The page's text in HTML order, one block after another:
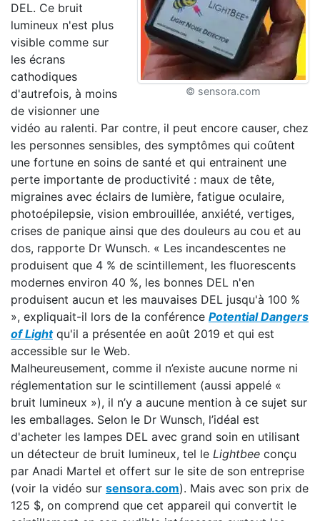
© sensora.com
DEL. Ce bruit
lumineux n'est plus
visible comme sur
les écrans
cathodiques
d'autrefois, à moins
de visionner une
vidéo au ralenti. Par contre, il peut encore causer, chez
les personnes sensibles, des symptômes qui coûtent
une fortune en soins de santé et qui entrainent une
perte importante de productivité : maux de tête,
migraines avec éclairs de lumière, fatigue oculaire,
photoépilepsie, vision embrouillée, anxiété, vertiges,
crises de panique ainsi que des douleurs au cou et au
dos, rapporte Dr Wunsch. « Les incandescentes ne
produisent que 4 % de scintillement, les fluorescents
modernes environ 40 %, les bonnes DEL n'en
produisent aucun et les mauvaises DEL jusqu'à 100 %
», expliquait-il lors de la conférence Potential Dangers
of Lightqu'il a présentée en août 2019 et qui est
accessible sur le Web.
Malheureusement, comme il n’existe aucune norme ni
réglementation sur le scintillement (aussi appelé «
bruit lumineux »), il n’y a aucune mention à ce sujet sur
les emballages. Selon le Dr Wunsch, l’idéal est
d'acheter les lampes DEL avec grand soin en utilisant
un détecteur de bruit lumineux, tel le Lightbee conçu
par Anadi Martel et offert sur le site de son entreprise
(voir la vidéo sur sensora.com). Mais avec son prix de
125 $, on comprend que cet appareil qui convertit le